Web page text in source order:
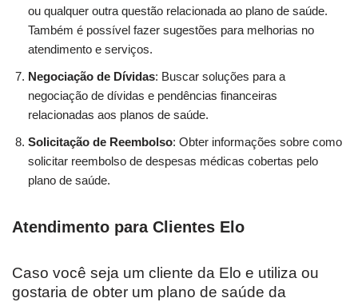
ou qualquer outra questão relacionada ao plano de saúde.
Também é possível fazer sugestões para melhorias no
atendimento e serviços.
Negociação de Dívidas: Buscar soluções para a
negociação de dívidas e pendências financeiras
relacionadas aos planos de saúde.
Solicitação de Reembolso: Obter informações sobre como
solicitar reembolso de despesas médicas cobertas pelo
plano de saúde.
Atendimento para Clientes Elo
Caso você seja um cliente da Elo e utiliza ou
gostaria de obter um plano de saúde da